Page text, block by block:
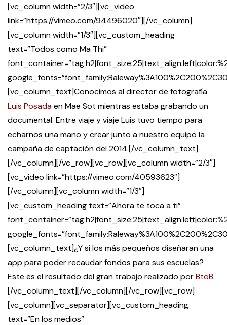
[vc_column width=”2/3″][vc_video
link=”https://vimeo.com/94496020″][/vc_column]
[vc_column width=”1/3″][vc_custom_heading
text=”Todos como Ma Thi”
[vc_column_text]Conocimos al director de fotografía
Luis Posadaen Mae Sot mientras estaba grabando un
documental. Entre viaje y viaje Luis tuvo tiempo para
echarnos una mano y crear junto a nuestro equipo la
campaña de captación del 2014.[/vc_column_text]
[/vc_column][/vc_row][vc_row][vc_column width=”2/3″]
[vc_video link=”https://vimeo.com/40593623″]
[/vc_column][vc_column width=”1/3″]
[vc_custom_heading text=”Ahora te toca a ti”
[vc_column_text]¿Y si los más pequeños diseñaran una
app para poder recaudar fondos para sus escuelas?
Este es el resultado del gran trabajo realizado porBtoB.
[/vc_column_text][/vc_column][/vc_row][vc_row]
[vc_column][vc_separator][vc_custom_heading
text=”En los medios”